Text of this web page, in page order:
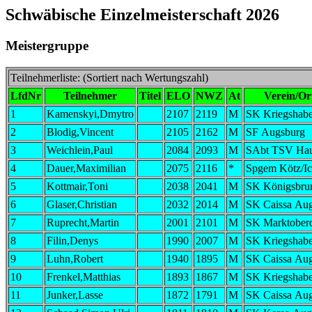
Schwäbische Einzelmeisterschaft 2026
Meistergruppe
Teilnehmerliste: (Sortiert nach Wertungszahl)
LfdNr
Teilnehmer Titel ELO NWZ At
Verein/
1
Kamenskyi,Dmytro 2107 2119 M
SK
2
Blodig,Vincent 2105 2162 M
SF Augsburg
3
Weichlein,Paul 2084 2093 M
SAbt TSV
4
Dauer,Maximilian 2075 2116 *
Spgem Kötz/
5
Kottmair,Toni 2038 2041 M
SK
6
Glaser,Christian 2032 2014 M
SK Caissa
7
Ruprecht,Martin 2001 2101 M
SK
8
Filin,Denys 1990 2007 M
SK
9
Luhn,Robert 1940 1895 M
SK Caissa
10
Frenkel,Matthias 1893 1867 M
SK
11
Junker,Lasse 1872 1791 M
SK Caissa